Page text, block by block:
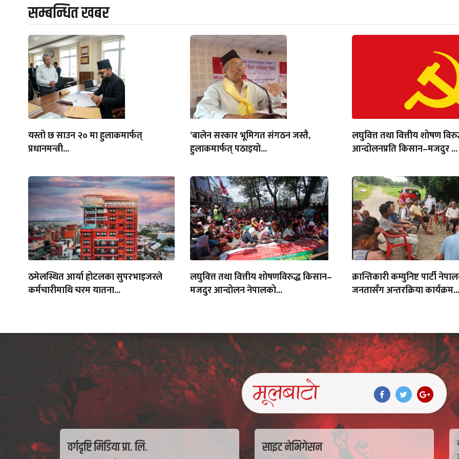
सम्बन्धित खबर
यस्तो छ साउन २० मा हुलाकमार्फत्
प्रधानमन्त्री...
‘बालेन सरकार भूमिगत संगठन जस्तै,
हुलाकमार्फत् पठाइयो...
लघुवित्त तथा वित्तीय शोषण
आन्दोलनप्रति किसान–मजदुर ...
ठमेलस्थित आर्या होटलका सुपरभाइजरले
कर्मचारीमाथि चरम यातना...
लघुवित्त तथा वित्तीय शोषणविरुद्ध किसान–
मजदुर आन्दोलन नेपालको...
क्रान्तिकारी कम्युनिष्ट पार्टी
जनतासँग अन्तरक्रिया कार्यक्रम...
वर्गदृष्टि मिडिया प्रा. लि. साइट नेभिगेसन